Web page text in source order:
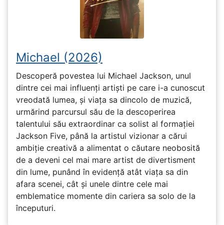
Michael (2026)
Descoperă povestea lui Michael Jackson, unul
dintre cei mai influenți artiști pe care i-a cunoscut
vreodată lumea, și viața sa dincolo de muzică,
urmărind parcursul său de la descoperirea
talentului său extraordinar ca solist al formației
Jackson Five, până la artistul vizionar a cărui
ambiție creativă a alimentat o căutare neobosită
de a deveni cel mai mare artist de divertisment
din lume, punând în evidență atât viața sa din
afara scenei, cât și unele dintre cele mai
emblematice momente din cariera sa solo de la
începuturi.